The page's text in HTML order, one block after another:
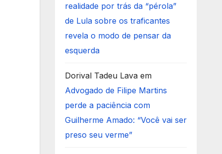
realidade por trás da “pérola”
de Lula sobre os traficantes
revela o modo de pensar da
esquerda
Dorival Tadeu Lavaem
Advogado de Filipe Martins
perde a paciência com
Guilherme Amado: “Você vai ser
preso seu verme”